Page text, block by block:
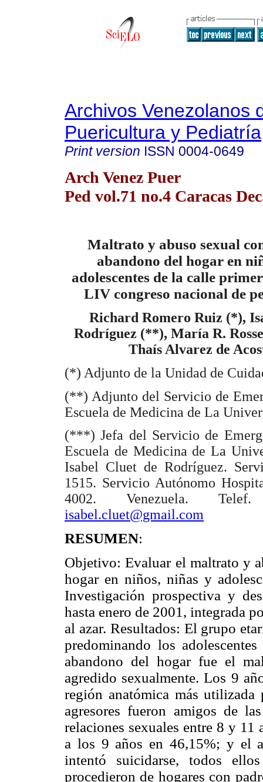
Archivos Venezolanos
Puericultura y Pediatría
Print version ISSN 0004-0649
Arch Venez Puer
Ped vol.71 no.4 Caracas
Maltrato y abuso sexual
abandono del hogar en
adolescentes de la calle
LIV congreso nacional de
Richard Romero Ruiz (*),
Rodríguez (**), María R.
Thaís Alvarez de
(*) Adjunto de la Unidad de
(**) Adjunto del Servicio de
Escuela de Medicina de La
(***) Jefa del Servicio de
Escuela de Medicina de La
Isabel Cluet de Rodríguez.
1515. Servicio Autónomo
4002. Venezuela.
isabel.cluet@gmail.com
RESUMEN:
Objetivo: Evaluar el maltrato y
hogar en niños, niñas y
Investigación prospectiva y
hasta enero de 2001, integrada
al azar. Resultados: El grupo
predominando los
abandono del hogar fue el
agredido sexualmente. Los 9
región anatómica más
agresores fueron amigos de
relaciones sexuales entre 8 y
a los 9 años en 46,15%; y el
intentó suicidarse, todos
procedieron de hogares con